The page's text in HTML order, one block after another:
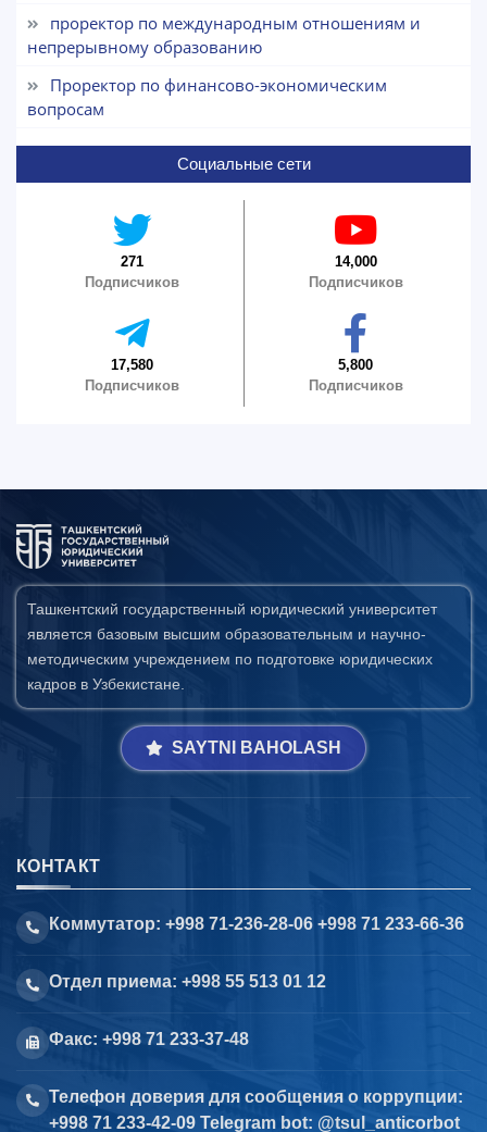
проректор по международным отношениям и
непрерывному образованию
Проректор по финансово-экономическим
вопросам
Социальные сети
271
Подписчиков
14,000
Подписчиков
17,580
Подписчиков
5,800
Подписчиков
Ташкентский государственный юридический университет
является базовым высшим образовательным и научно-
методическим учреждением по подготовке юридических
кадров в Узбекистане.
SAYTNI BAHOLASH
КОНТАКТ
Коммутатор: +998 71-236-28-06 +998 71 233-66-36
Отдел приема: +998 55 513 01 12
Факс: +998 71 233-37-48
Телефон доверия для сообщения о коррупции:
+998 71 233-42-09 Telegram bot: @tsul_anticorbot